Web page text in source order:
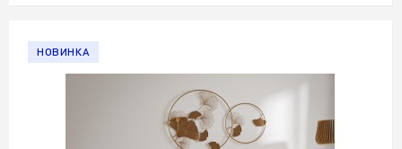
НОВИНКА